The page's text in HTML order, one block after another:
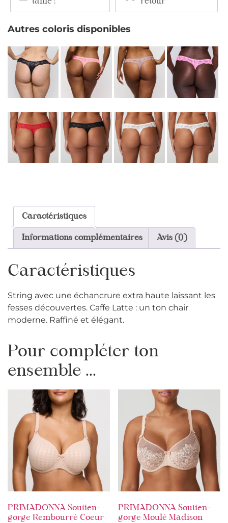
taille !
retour
Autres coloris disponibles
Caractéristiques
Informations complémentaires Avis (0)
Caractéristiques
String avec une échancrure extra haute laissant les
fesses découvertes. Caffe Latte : un ton chair
moderne. Raffiné et élégant.
Pour compléter ton
ensemble ...
PRIMADONNA Soutien-
gorge Rembourré Coeur
PRIMADONNA Soutien-
gorge Moulé Madison